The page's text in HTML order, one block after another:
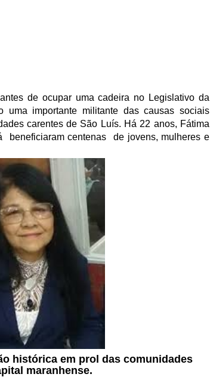
de ocupar uma cadeira no Legislativo da
uma importante militante das causas sociais
carentes de São Luís. Há 22 anos, Fátima
beneficiaram centenas
de jovens, mulheres e
histórica em prol das comunidades
maranhense.